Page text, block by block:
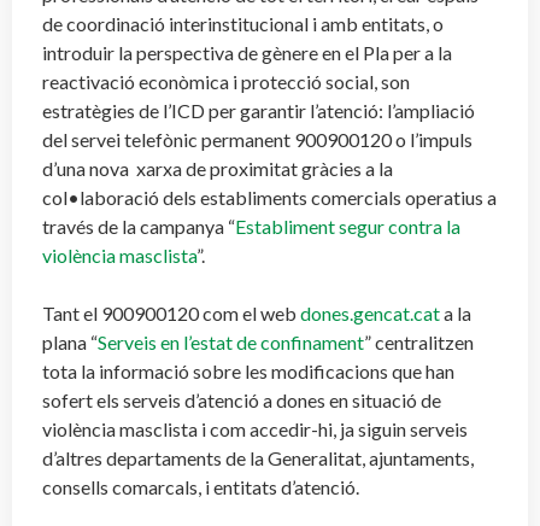
de coordinació interinstitucional i amb entitats, o
introduir la perspectiva de gènere en el Pla per a la
reactivació econòmica i protecció social, son
estratègies de l’ICD per garantir l’atenció: l’ampliació
del servei telefònic permanent 900900120 o l’impuls
d’una nova xarxa de proximitat gràcies a la
col•laboració dels establiments comercials operatius a
través de la campanya “Establiment segur contra la
violència masclista”.
Tant el 900900120 com el web dones.gencat.cata la
plana “Serveis en l’estat de confinament” centralitzen
tota la informació sobre les modificacions que han
sofert els serveis d’atenció a dones en situació de
violència masclista i com accedir-hi, ja siguin serveis
d’altres departaments de la Generalitat, ajuntaments,
consells comarcals, i entitats d’atenció.